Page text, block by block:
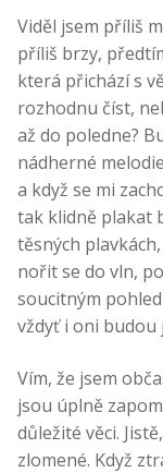
Viděl jsem příliš
příliš brzy,
která přichází s
rozhodnu číst,
až do poledne?
nádherné
a když se mi
tak klidně plakat
těsných
nořit se do vln,
soucitným
vždyť i oni budou
Vím, že jsem
jsou úplně
důležité věci.
zlomené. Když